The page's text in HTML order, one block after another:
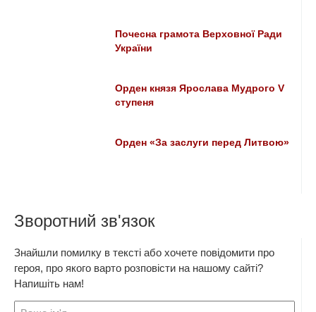
Почесна грамота Верховної Ради
України
Орден князя Ярослава Мудрого V
ступеня
Орден «За заслуги перед Литвою»
Зворотний зв'язок
Знайшли помилку в тексті або хочете повідомити про
героя, про якого варто розповісти на нашому сайті?
Напишіть нам!